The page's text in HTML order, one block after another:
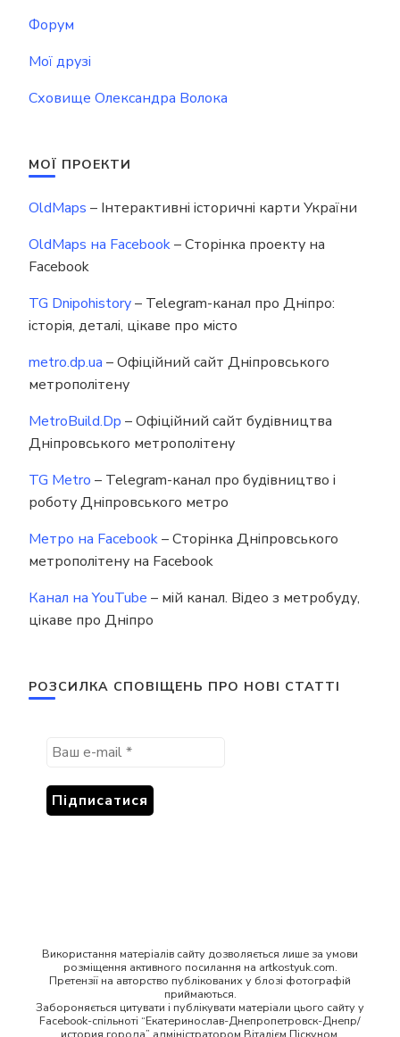
Форум
Мої друзі
Сховище Олександра Волока
МОЇ ПРОЕКТИ
OldMaps – Інтерактивні історичні карти України
OldMaps на Facebook– Сторінка проекту на
Facebook
TG Dnipohistory– Telegram-канал про Дніпро:
історія, деталі, цікаве про місто
metro.dp.ua – Офіційний сайт Дніпровського
метрополітену
MetroBuild.Dp – Офіційний сайт будівництва
Дніпровського метрополітену
TG Metro – Telegram-канал про будівництво і
роботу Дніпровського метро
Метро на Facebook– Сторінка Дніпровського
метрополітену на Facebook
Канал на YouTube – мій канал. Відео з метробуду,
цікаве про Дніпро
РОЗСИЛКА СПОВІЩЕНЬ ПРО НОВІ СТАТТІ
Використання матеріалів сайту дозволяється лише за умови
розміщення активного посилання на artkostyuk.com.
Претензії на авторство публікованих у блозі фотографій
приймаються.
Забороняється цитувати і публікувати матеріали цього сайту у
Facebook-спільноті “Екатеринослав-Днепропетровск-Днепр/